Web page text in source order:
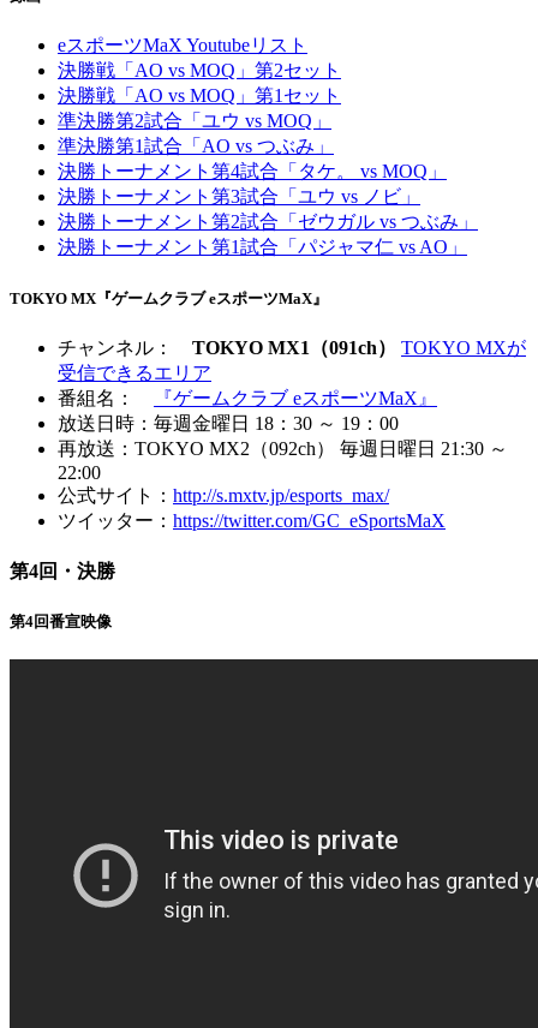
eスポーツMaX Youtubeリスト
決勝戦「AO vs MOQ」第2セット
決勝戦「AO vs MOQ」第1セット
準決勝第2試合「ユウ vs MOQ」
準決勝第1試合「AO vs つぶみ」
決勝トーナメント第4試合「タケ。 vs MOQ」
決勝トーナメント第3試合「ユウ vs ノビ」
決勝トーナメント第2試合「ゼウガル vs つぶみ」
決勝トーナメント第1試合「パジャマ仁 vs AO」
TOKYO MX『ゲームクラブ eスポーツMaX』
チャンネル： TOKYO MX1（091ch）
TOKYO MXが
受信できるエリア
番組名：
『ゲームクラブ eスポーツMaX』
放送日時：毎週金曜日 18：30 ～ 19：00
再放送：TOKYO MX2（092ch） 毎週日曜日 21:30 ～
22:00
公式サイト： http://s.mxtv.jp/esports_max/
ツイッター： https://twitter.com/GC_eSportsMaX
第4回・決勝
第4回番宣映像